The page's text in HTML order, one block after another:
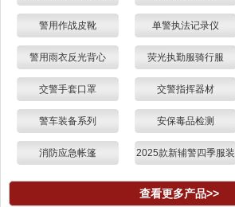
警用作战皮靴 单警执法记录仪
警用雨衣反光背心 荧光执勤服骑行服
交警手套口罩 交警指挥器材
警车装备系列 安保毒品检测
消防应急帐篷 2025款新辅警四季服装
查看更多产品>>